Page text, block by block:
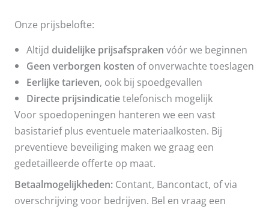
Onze prijsbelofte:
Altijd duidelijke prijsafspraken vóór we beginnen
Geen verborgen kosten of onverwachte toeslagen
Eerlijke tarieven, ook bij spoedgevallen
Directe prijsindicatietelefonisch mogelijk
Voor spoedopeningen hanteren we een vast
basistarief plus eventuele materiaalkosten. Bij
preventieve beveiliging maken we graag een
gedetailleerde offerte op maat.
Betaalmogelijkheden: Contant, Bancontact, of via
overschrijving voor bedrijven. Bel en vraag een